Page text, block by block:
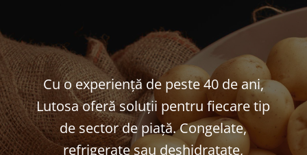
Cu o experiență de peste 40 de ani,
Lutosa oferă soluții pentru fiecare tip
de sector de piață. Congelate,
refrigerate sau deshidratate,